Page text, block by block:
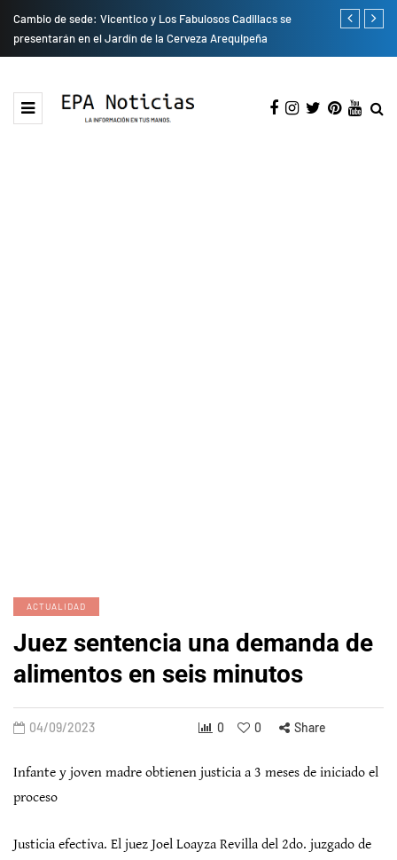
Cambio de sede: Vicentico y Los Fabulosos Cadillacs se
presentarán en el Jardín de la Cerveza Arequipeña
Empresas
ACTUALIDAD
Juez sentencia una demanda de
alimentos en seis minutos
04/09/2023 0 0 Share
Infante y joven madre obtienen justicia a 3 meses de iniciado el
proceso
Justicia efectiva. El juez Joel Loayza Revilla del 2do. juzgado de